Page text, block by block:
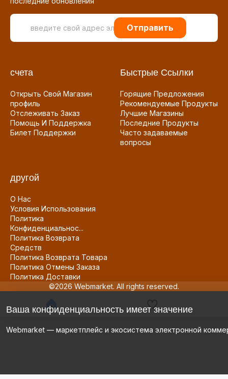
Отправить
счета
Открыть Свой Магазин
профиль
Отслеживать Заказ
Помощь И Поддержка
Билет Поддержки
Быстрые Ссылки
Горящие Предложения
Рекомендуемые Продукты
Лучшие Магазины
Последние Продукты
Часто задаваемые
вопросы
другой
О Нас
Условия Использования
Политика
Конфиденциальнос...
Политика Возврата
Средств
Политика Возврата Товара
Политика Отмены Заказа
Политика Доставки
©2026 Webmarket. All rights reserved.
Ваша конфиденциальность имеет значение
Webmarket — маркетплейс и экосистема электронной